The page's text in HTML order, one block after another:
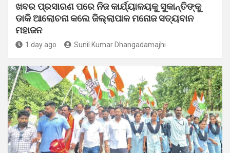
ଖବର ପ୍ରସାରଣ ପରେ ନିଜ କାର୍ଯ୍ୟାଳୟକୁ ସୁକାନ୍ତିଙ୍କୁ
ଡାକି ଆଲୋଚନା କଲେ ଜିଲ୍ଲାପାଳ ମନୋଜ ସତ୍ୟବାନ
ମହାଜନ
1 day ago Sunil Kumar Dhangadamajhi